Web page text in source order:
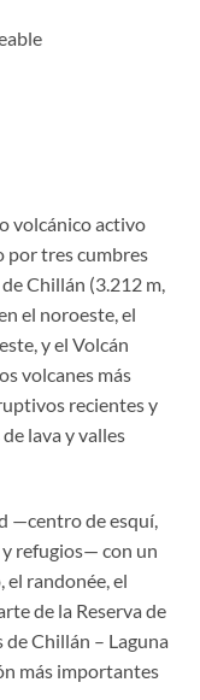
volcánico activo
por tres cumbres
Chillán (3.212 m,
el noroeste, el
y el Volcán
volcanes más
recientes y
lava y valles
—centro de esquí,
refugios— con un
randonée, el
de la Reserva de
Chillán – Laguna
más importantes